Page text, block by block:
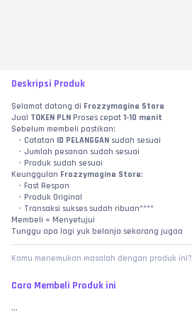
Deskripsi Produk
Selamat datang di Frozzymagine Store
Jual TOKEN PLN Proses cepat 1-10 menit
Sebelum membeli pastikan:
Catatan ID PELANGGAN sudah sesuai
Jumlah pesanan sudah sesuai
Produk sudah sesuai
Keunggulan Frozzymagine Store:
Fast Respon
Produk Original
Transaksi sukses sudah ribuan****
Membeli = Menyetujui
Tunggu apa lagi yuk belanja sekarang jugaa
Kamu menemukan masalah dengan produk ini?
Cara Membeli Produk ini
...